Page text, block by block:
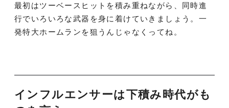
最初はツーベースヒットを積み重ねながら、同時進
行でいろいろな武器を身に着けていきましょう。一
発特大ホームランを狙うんじゃなくってね。
インフルエンサーは下積み時代がも